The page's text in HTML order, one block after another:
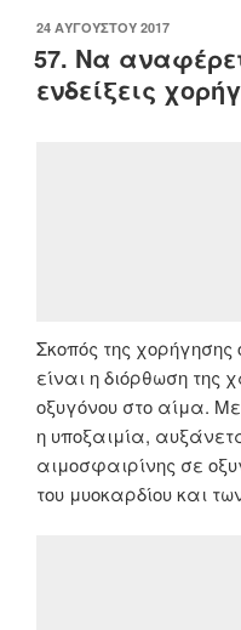
ΔΗΜΟΣΙΕΎΤΗΚΕ
ΣΤΙΣ
24 ΑΥΓΟΎΣΤΟΥ 2017
57. Να
ενδείξεις
Σκοπός της
είναι η διόρθωση της
οξυγόνου στο αίμα.
η υποξαιμία,
αιμοσφαιρίνης σε
του μυοκαρδίου και